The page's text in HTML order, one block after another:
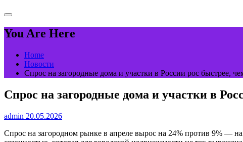
You Are Here
Home
Новости
Спрос на загородные дома и участки в России рос быстрее,
Спрос на загородные дома и участки в
admin 20.05.2026
Спрос на загородном рынке в апреле вырос на 24% против 9% — на